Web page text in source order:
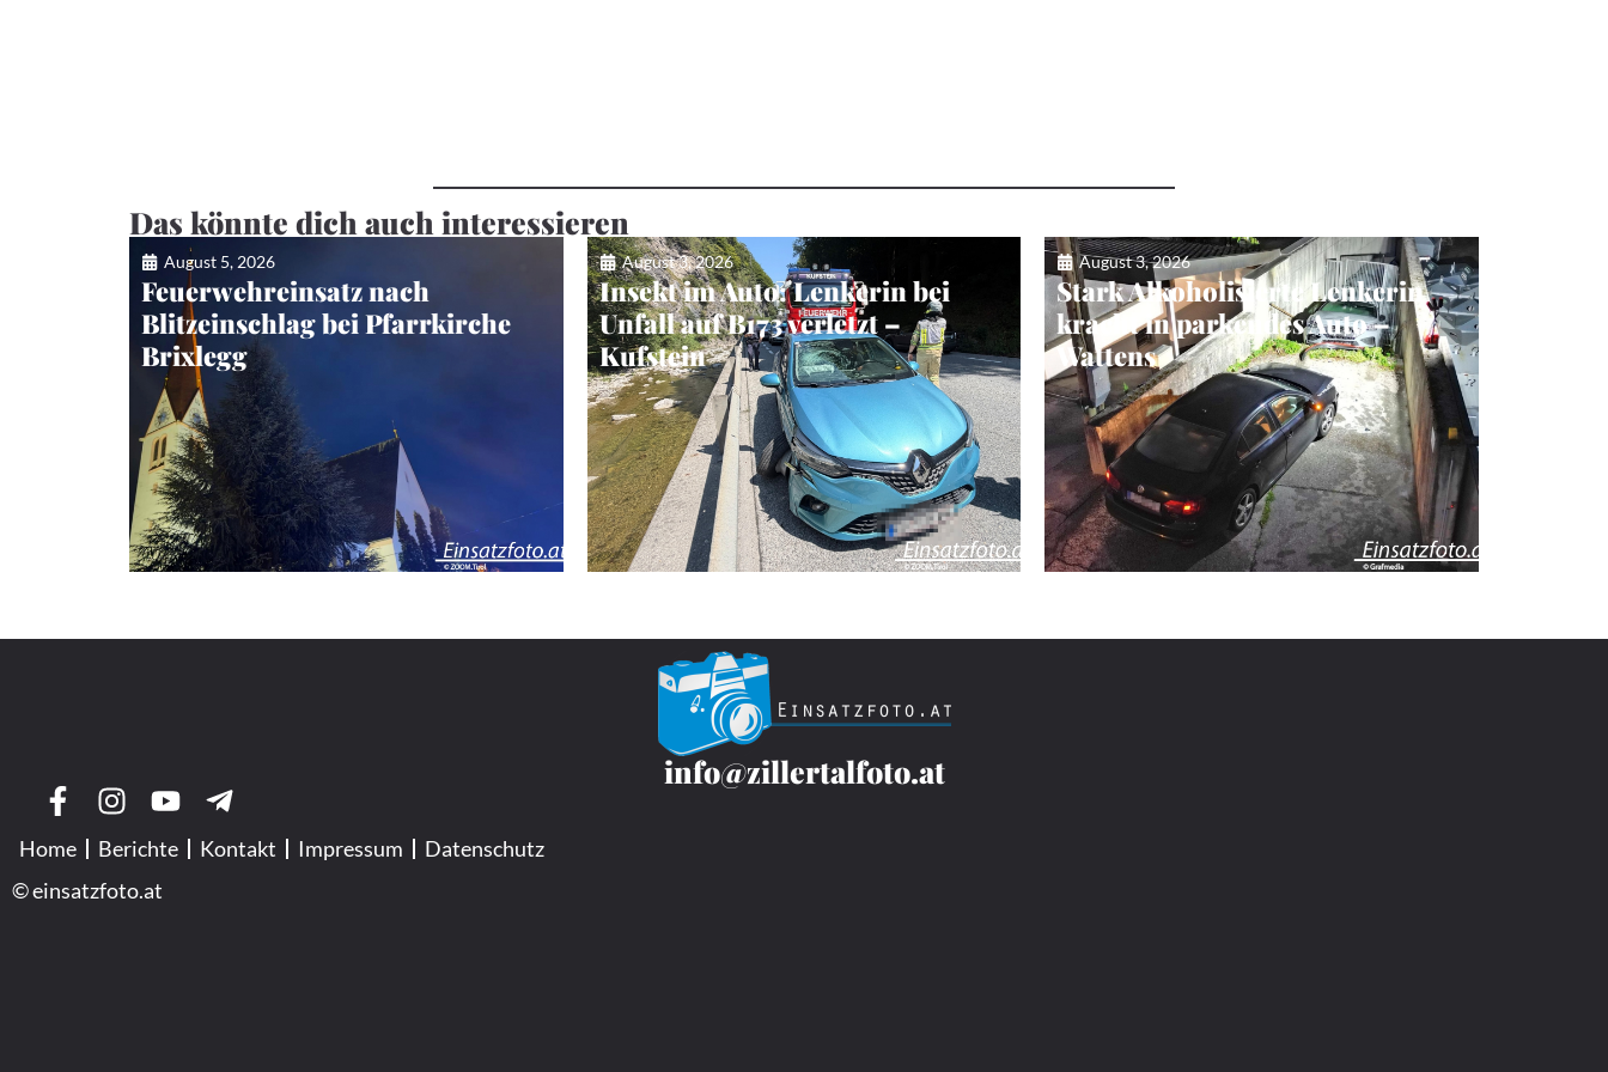
Das könnte dich auch interessieren
August 5, 2026
Feuerwehreinsatz nach
Blitzeinschlag bei Pfarrkirche
Brixlegg
August 3, 2026
Insekt im Auto: Lenkerin bei
Unfall auf B173 verletzt –
Kufstein
August 3, 2026
Stark Alkoholisierte Lenkerin
kracht in parkendes Auto –
Wattens
info@zillertalfoto.at
Home Berichte Kontakt Impressum
Datenschutz
© einsatzfoto.at